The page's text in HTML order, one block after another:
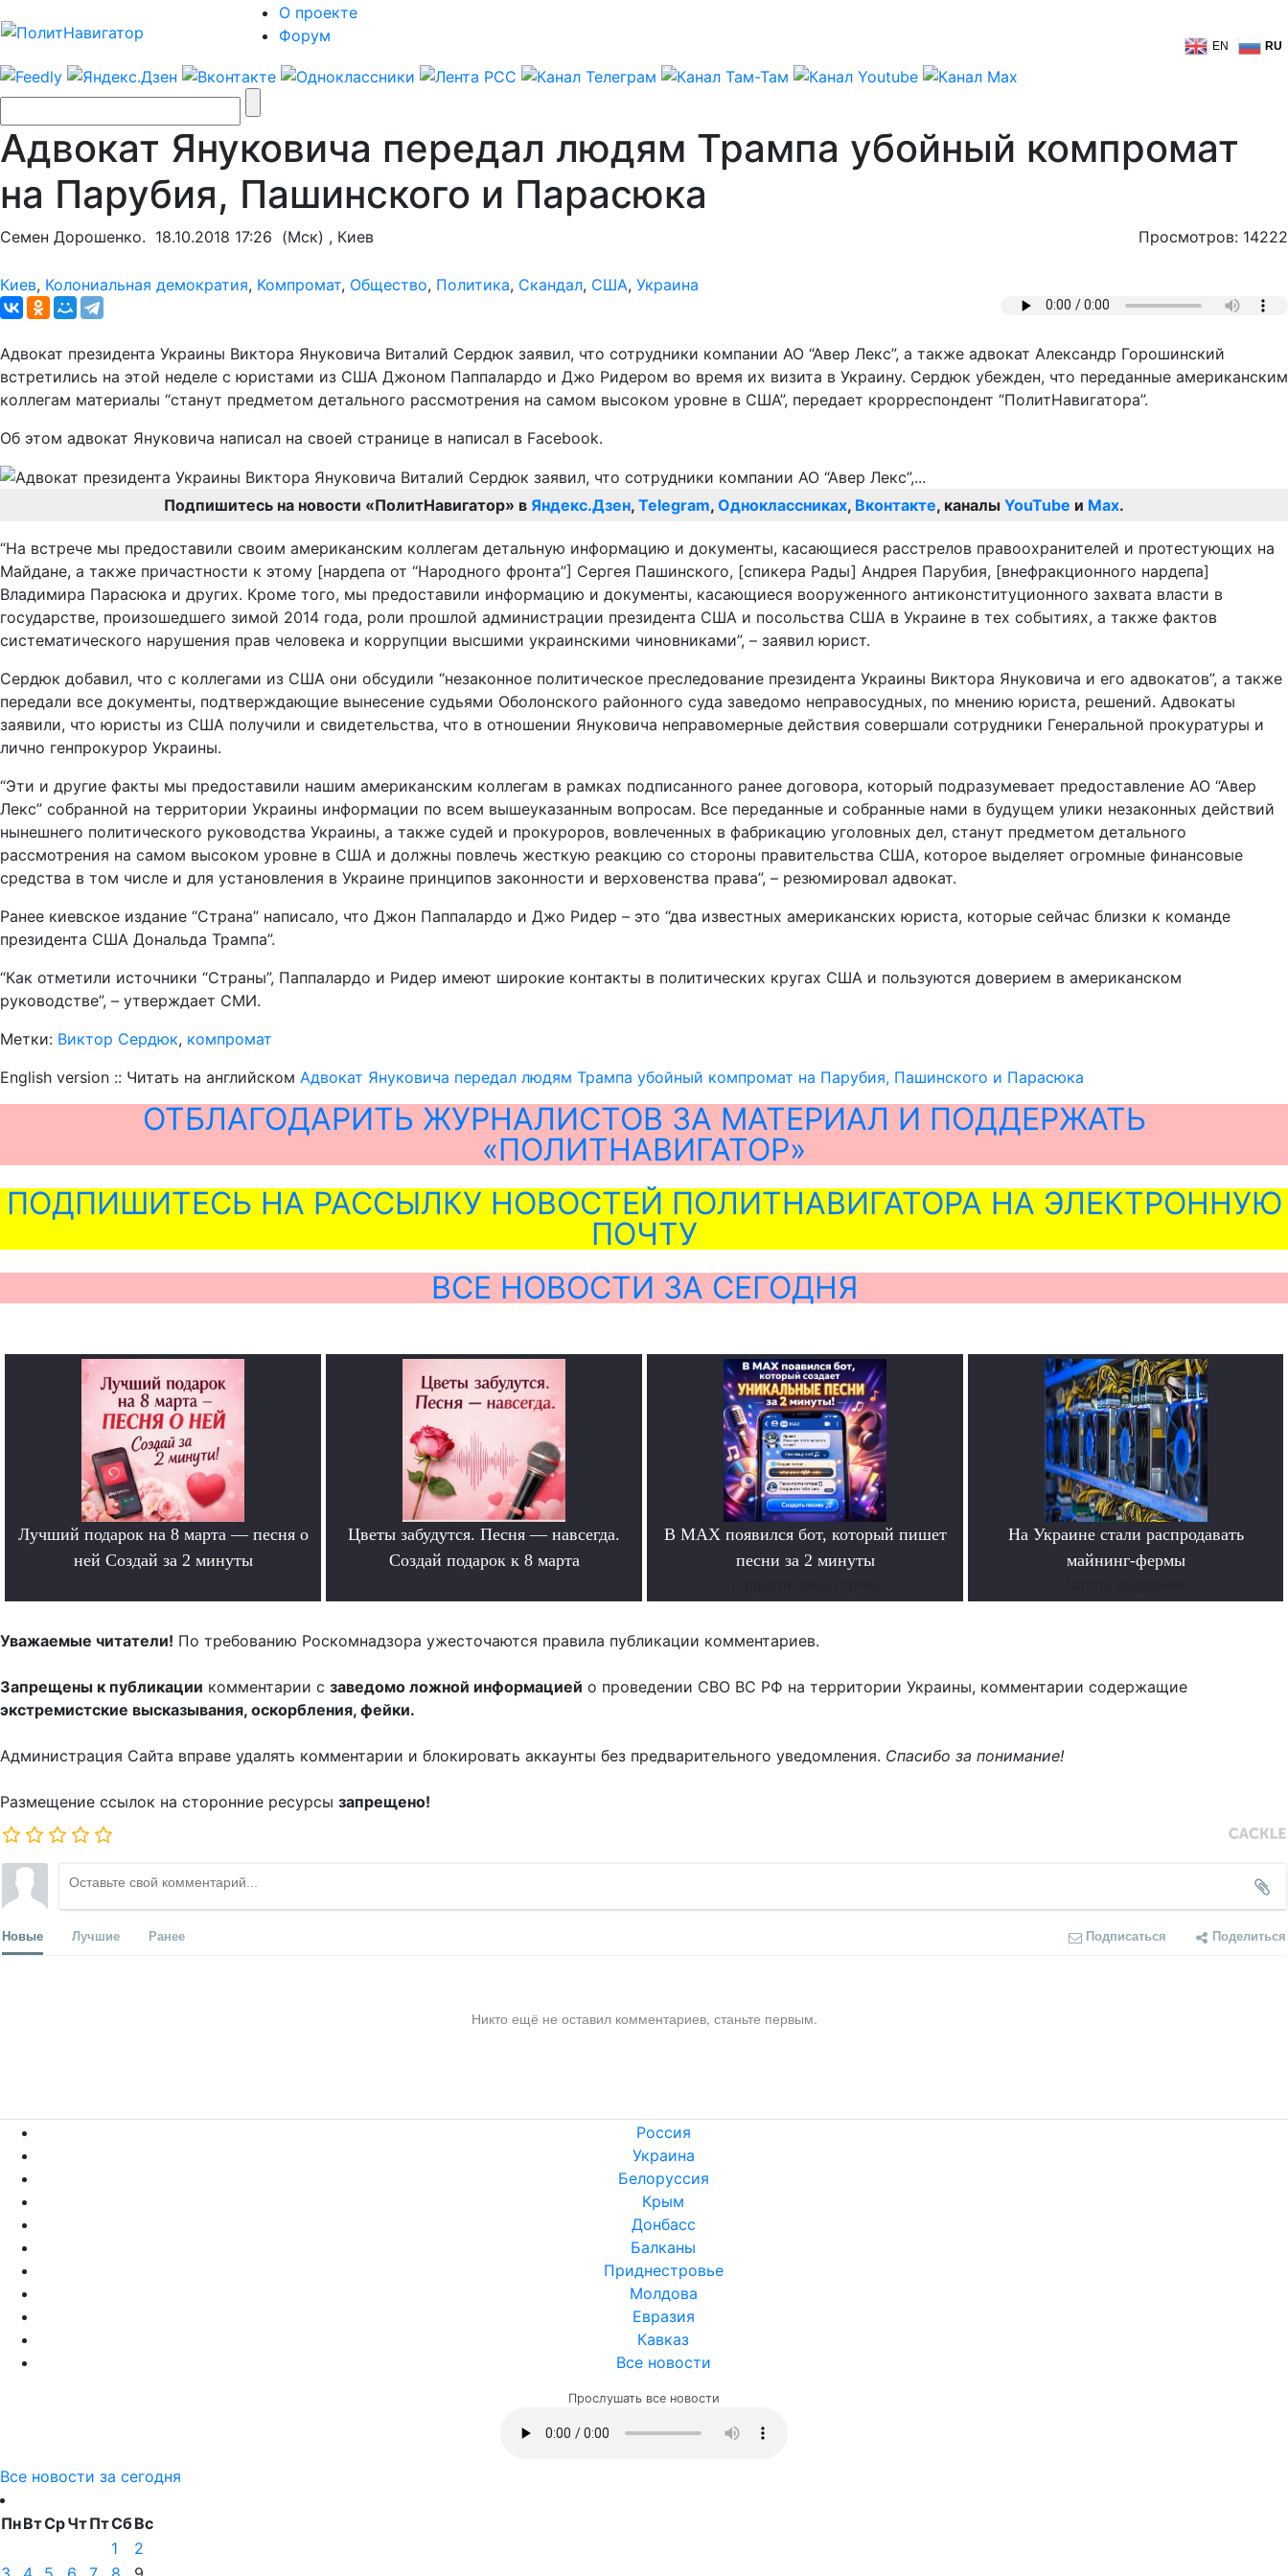
О проекте
Форум
EN RU
Адвокат Януковича передал людям Трампа убойный компромат
на Парубия, Пашинского и Парасюка
Семен Дорошенко. 18.10.2018 17:26 (Мск) , Киев Просмотров: 14222
Киев, Колониальная демократия, Компромат, Общество, Политика, Скандал, США, Украина
Адвокат президента Украины Виктора Януковича Виталий Сердюк заявил, что сотрудники компании АО “Авер Лекс”, а также адвокат Александр Горошинский
встретились на этой неделе с юристами из США Джоном Паппалардо и Джо Ридером во время их визита в Украину. Сердюк убежден, что переданные американским
коллегам материалы “станут предметом детального рассмотрения на самом высоком уровне в США”, передает крорреспондент “ПолитНавигатора”.
Об этом адвокат Януковича написал на своей странице в написал в Facebook.
Подпишитесь на новости «ПолитНавигатор» в Яндекс.Дзен, Telegram, Одноклассниках, Вконтакте, каналы YouTube и Max.
“На встрече мы предоставили своим американским коллегам детальную информацию и документы, касающиеся расстрелов правоохранителей и протестующих на
Майдане, а также причастности к этому [нардепа от “Народного фронта”] Сергея Пашинского, [спикера Рады] Андрея Парубия, [внефракционного нардепа]
Владимира Парасюка и других. Кроме того, мы предоставили информацию и документы, касающиеся вооруженного антиконституционного захвата власти в
государстве, произошедшего зимой 2014 года, роли прошлой администрации президента США и посольства США в Украине в тех событиях, а также фактов
систематического нарушения прав человека и коррупции высшими украинскими чиновниками”, – заявил юрист.
Сердюк добавил, что с коллегами из США они обсудили “незаконное политическое преследование президента Украины Виктора Януковича и его адвокатов”, а также
передали все документы, подтверждающие вынесение судьями Оболонского районного суда заведомо неправосудных, по мнению юриста, решений. Адвокаты
заявили, что юристы из США получили и свидетельства, что в отношении Януковича неправомерные действия совершали сотрудники Генеральной прокуратуры и
лично генпрокурор Украины.
“Эти и другие факты мы предоставили нашим американским коллегам в рамках подписанного ранее договора, который подразумевает предоставление АО “Авер
Лекс” собранной на территории Украины информации по всем вышеуказанным вопросам. Все переданные и собранные нами в будущем улики незаконных действий
нынешнего политического руководства Украины, а также судей и прокуроров, вовлеченных в фабрикацию уголовных дел, станут предметом детального
рассмотрения на самом высоком уровне в США и должны повлечь жесткую реакцию со стороны правительства США, которое выделяет огромные финансовые
средства в том числе и для установления в Украине принципов законности и верховенства права”, – резюмировал адвокат.
Ранее киевское издание “Страна” написало, что Джон Паппалардо и Джо Ридер – это “два известных американских юриста, которые сейчас близки к команде
президента США Дональда Трампа”.
“Как отметили источники “Страны”, Паппалардо и Ридер имеют широкие контакты в политических кругах США и пользуются доверием в американском
руководстве”, – утверждает СМИ.
Метки: Виктор Сердюк, компромат
English version :: Читать на английском Адвокат Януковича передал людям Трампа убойный компромат на Парубия, Пашинского и Парасюка
ОТБЛАГОДАРИТЬ ЖУРНАЛИСТОВ ЗА МАТЕРИАЛ И ПОДДЕРЖАТЬ
«ПОЛИТНАВИГАТОР»
ПОДПИШИТЕСЬ НА РАССЫЛКУ НОВОСТЕЙ ПОЛИТНАВИГАТОРА НА ЭЛЕКТРОННУЮ
ПОЧТУ
ВСЕ НОВОСТИ ЗА СЕГОДНЯ
Лучший подарок на 8 марта — песня о
ней Создай за 2 минуты
Цветы забудутся. Песня — навсегда.
Создай подарок к 8 марта
В MAX появился бот, который пишет
песни за 2 минуты
На Украине стали распродавать
майнинг-фермы
Уважаемые читатели! По требованию Роскомнадзора ужесточаются правила публикации комментариев.
Запрещены к публикации комментарии с заведомо ложной информацией о проведении СВО ВС РФ на территории Украины, комментарии содержащие
экстремистские высказывания, оскорбления, фейки.
Администрация Сайта вправе удалять комментарии и блокировать аккаунты без предварительного уведомления. Спасибо за понимание!
Размещение ссылок на сторонние ресурсы запрещено!
Новые Лучшие Ранее Подписаться Поделиться
Никто ещё не оставил комментариев, станьте первым.
Россия
Украина
Белоруссия
Крым
Донбасс
Балканы
Приднестровье
Молдова
Евразия
Кавказ
Все новости
Прослушать все новости
Все новости за сегодня
ПнВтСрЧтПтСбВс
1
2